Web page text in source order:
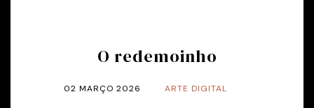
O redemoinho
02 MARÇO 2026 ARTE DIGITAL